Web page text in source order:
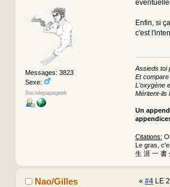
Messages: 3823
Sexe:
Sociolopapageek
Enfin, si
c'est
Assieds toi
Et compare
L'oxygène
Méritent-ils
Un
Citations:
Le gras,
生 涯 一 書
Nao/Gilles « #4LE